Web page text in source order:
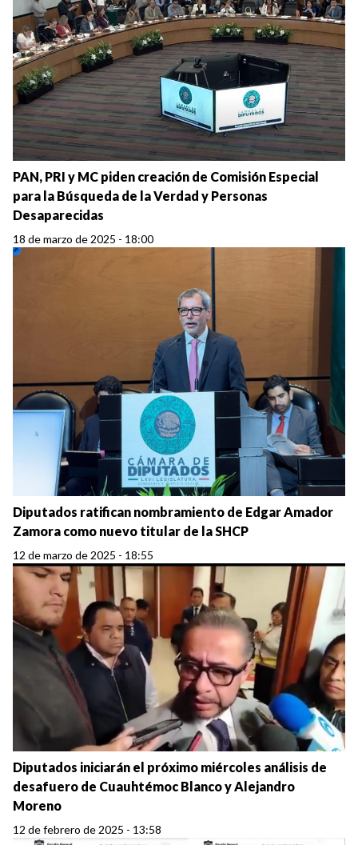
PAN, PRI y MC piden creación de Comisión Especial
para la Búsqueda de la Verdad y Personas
Desaparecidas
18 de marzo de 2025 - 18:00
Diputados ratifican nombramiento de Edgar Amador
Zamora como nuevo titular de la SHCP
12 de marzo de 2025 - 18:55
Diputados iniciarán el próximo miércoles análisis de
desafuero de Cuauhtémoc Blanco y Alejandro
Moreno
12 de febrero de 2025 - 13:58